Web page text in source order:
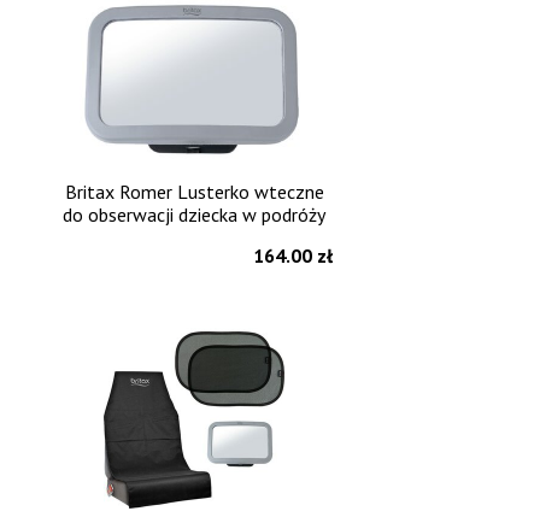
Britax Romer Lusterko wteczne
do obserwacji dziecka w podróży
164.00 zł